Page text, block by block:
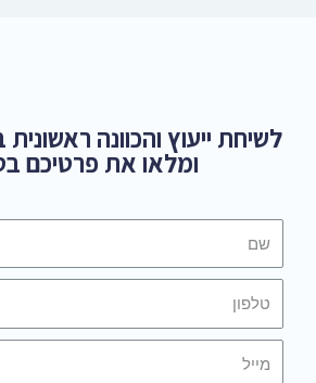
לשיחת ייעוץ והכוונה
ומלאו את פרטיכם